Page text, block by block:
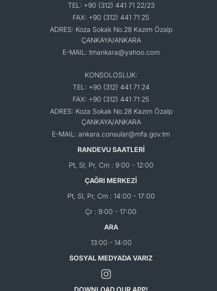
TEL: +90 (312) 441 71 22/23
FAX: +90 (312) 441 71 25
ADRES: Koza Sokak No.28 Kazım Özalp
ÇANKAYA/ANKARA
E-MAIL: tmankara@yahoo.com
KONSOLOSLUK:
TEL: +90 (312) 441 71 24
FAX: +90 (312) 441 71 25
ADRES: Koza Sokak No.28 Kazım Özalp
ÇANKAYA/ANKARA
E-MAIL: ankara.consular@mfa.gov.tm
RANDEVU SAATLERİ
Pt, Sl, Pr, Cm : 9:00 - 12:00
ÇAĞRI MERKEZİ
Pt, Sl, Pr, Cm : 14:00 - 17:00
Çr : 9:00 - 17:00
ARA
13:00 - 14:00
SOSYAL MEDYADA VARIZ